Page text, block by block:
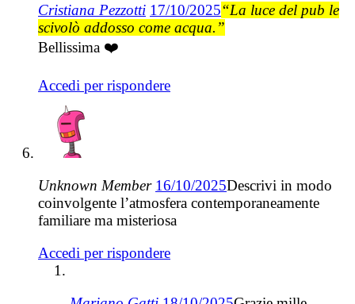
Cristiana Pezzotti 17/10/2025“La luce del pub le
scivolò addosso come acqua.”
Bellissima ❤️
Accedi per rispondere
Unknown Member 16/10/2025Descrivi in modo
coinvolgente l’atmosfera contemporaneamente
familiare ma misteriosa
Accedi per rispondere